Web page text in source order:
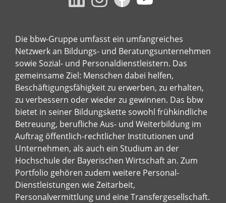
Die bbw-Gruppe umfasst ein umfangreiches
Netzwerk an Bildungs- und Beratungsunternehmen
sowie Sozial- und Personaldienstleistern. Das
gemeinsame Ziel: Menschen dabei helfen,
Beschäftigungsfähigkeit zu erwerben, zu erhalten,
zu verbessern oder wieder zu gewinnen. Das bbw
bietet in seiner Bildungskette sowohl frühkindliche
Betreuung, berufliche Aus- und Weiterbildung im
Auftrag öffentlich-rechtlicher Institutionen und
Unternehmen, als auch ein Studium an der
Hochschule der Bayerischen Wirtschaft an. Zum
Portfolio gehören zudem weitere Personal-
Dienstleistungen wie Zeitarbeit,
Personalvermittlung und eine Transfergesellschaft.